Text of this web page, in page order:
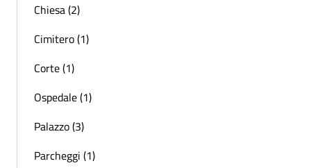
Chiesa (2)
Cimitero (1)
Corte (1)
Ospedale (1)
Palazzo (3)
Parcheggi (1)